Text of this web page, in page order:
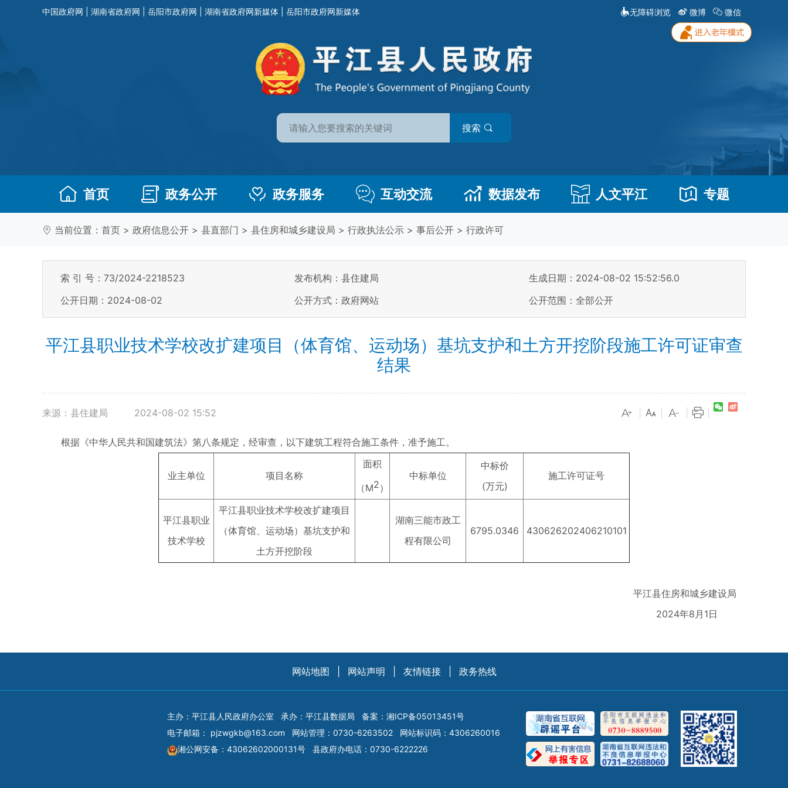
中国政府网 湖南省政府网 岳阳市政府网 湖南省政府网新媒体 岳阳市政府网新媒体 无障碍浏览 微博 微信
搜索
首页 政务公开 政务服务 互动交流 数据发布 人文平江 专题
当前位置： 首页 > 政府信息公开 > 县直部门 > 县住房和城乡建设局 > 行政执法公示 > 事后公开 > 行政许可
索 引 号：73/2024-2218523 发布机构：县住建局
生成日期：2024-08-02 15:52:56.0
公开日期：2024-08-02
公开方式：政府网站 公开范围：全部公开
平江县职业技术学校改扩建项目（体育馆、运动场）基坑支护和土方开挖阶段施工许可证审查
结果
来源：县住建局 2024-08-02 15:52
根据《中华人民共和国建筑法》第八条规定，经审查，以下建筑工程符合施工条件，准予施工。
业主单位 项目名称
面积
（M2）
中标单位
中标价
(万元)
施工许可证号
平江县职业
技术学校
平江县职业技术学校改扩建项目
（体育馆、运动场）基坑支护和
土方开挖阶段
湖南三能市政工
程有限公司
6795.0346 430626202406210101
平江县住房和城乡建设局
2024年8月1日
网站地图 网站声明 友情链接 政务热线
主办：平江县人民政府办公室 承办：平江县数据局 备案： 湘ICP备05013451号
电子邮箱： pjzwgkb@163.com 网站管理：0730-6263502
网站标识码：4306260016
湘公网安备：43062602000131号
县政府办电话：0730-6222226